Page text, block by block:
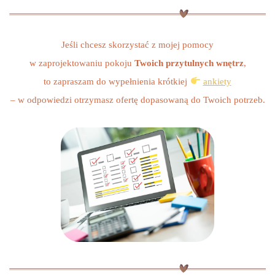
Jeśli chcesz skorzystać z mojej pomocy
w zaprojektowaniu pokoju Twoich przytulnych wnętrz,
to zapraszam do wypełnienia krótkiej
ankiety
– w odpowiedzi otrzymasz ofertę dopasowaną do Twoich potrzeb.